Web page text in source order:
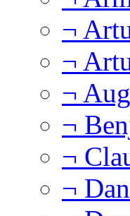
¬
¬
¬
¬
¬
¬